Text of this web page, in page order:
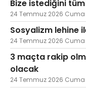
Bize istediğini
24 Temmuz 2026 Cuma
Sosyalizm lehine
24 Temmuz 2026 Cuma
3 maçta rakip
olacak
24 Temmuz 2026 Cuma